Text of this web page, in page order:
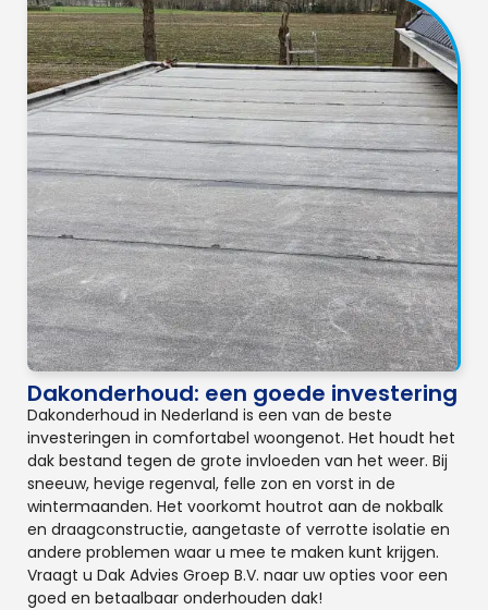
Dakonderhoud: een goede investering
Dakonderhoud in Nederland is een van de beste
investeringen in comfortabel woongenot. Het houdt het
dak bestand tegen de grote invloeden van het weer. Bij
sneeuw, hevige regenval, felle zon en vorst in de
wintermaanden. Het voorkomt houtrot aan de nokbalk
en draagconstructie, aangetaste of verrotte isolatie en
andere problemen waar u mee te maken kunt krijgen.
Vraagt u Dak Advies Groep B.V. naar uw opties voor een
goed en betaalbaar onderhouden dak!